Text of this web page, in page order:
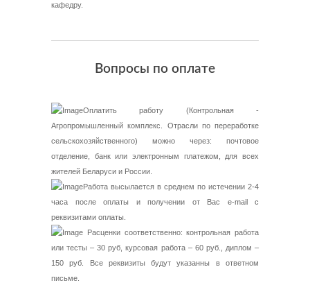
кафедру.
Вопросы по оплате
Оплатить работу (Контрольная -
Агропромышленный комплекс. Отрасли по переработке
сельскохозяйственного) можно через: почтовое
отделение, банк или электронным платежом, для всех
жителей Беларуси и России.
Работа высылается в среднем по истечении 2-4
часа после оплаты и получении от Вас e-mail с
реквизитами оплаты.
Расценки соответственно: контрольная работа
или тесты – 30 руб, курсовая работа – 60 руб., диплом –
150 руб. Все реквизиты будут указанны в ответном
письме.